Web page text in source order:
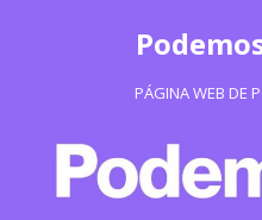
PÁGINA WEB DE